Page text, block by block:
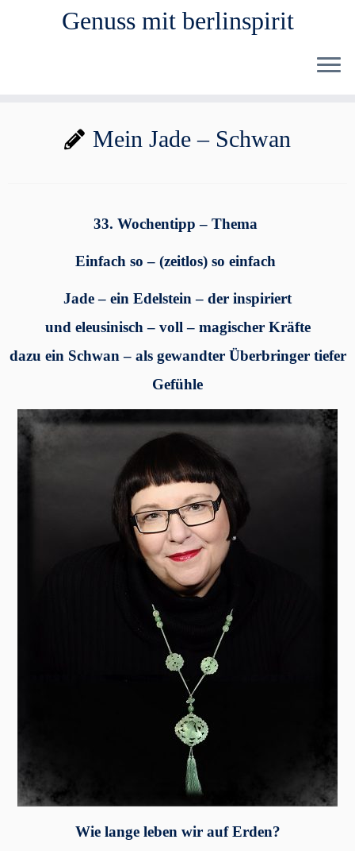
Genuss mit berlinspirit
Mein Jade – Schwan
33. Wochentipp – Thema
Einfach so – (zeitlos) so einfach
Jade – ein Edelstein – der inspiriert
und eleusinisch – voll – magischer Kräfte
dazu ein Schwan – als gewandter Überbringer tiefer
Gefühle
Wie lange leben wir auf Erden?